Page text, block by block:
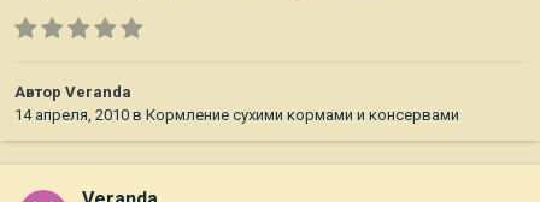
Автор Veranda
14 апреля, 2010 в Кормление сухими кормами и консервами